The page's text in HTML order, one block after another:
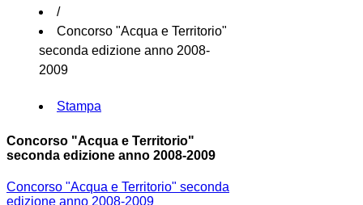
/
Concorso "Acqua e Territorio"
seconda edizione anno 2008-
2009
Stampa
Concorso "Acqua e Territorio"
seconda edizione anno 2008-2009
Concorso "Acqua e Territorio" seconda
edizione anno 2008-2009